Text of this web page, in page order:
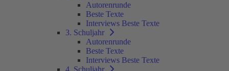
Autorenrunde
Beste Texte
Interviews Beste Texte
3. Schuljahr
Autorenrunde
Beste Texte
Interviews Beste Texte
4. Schuljahr